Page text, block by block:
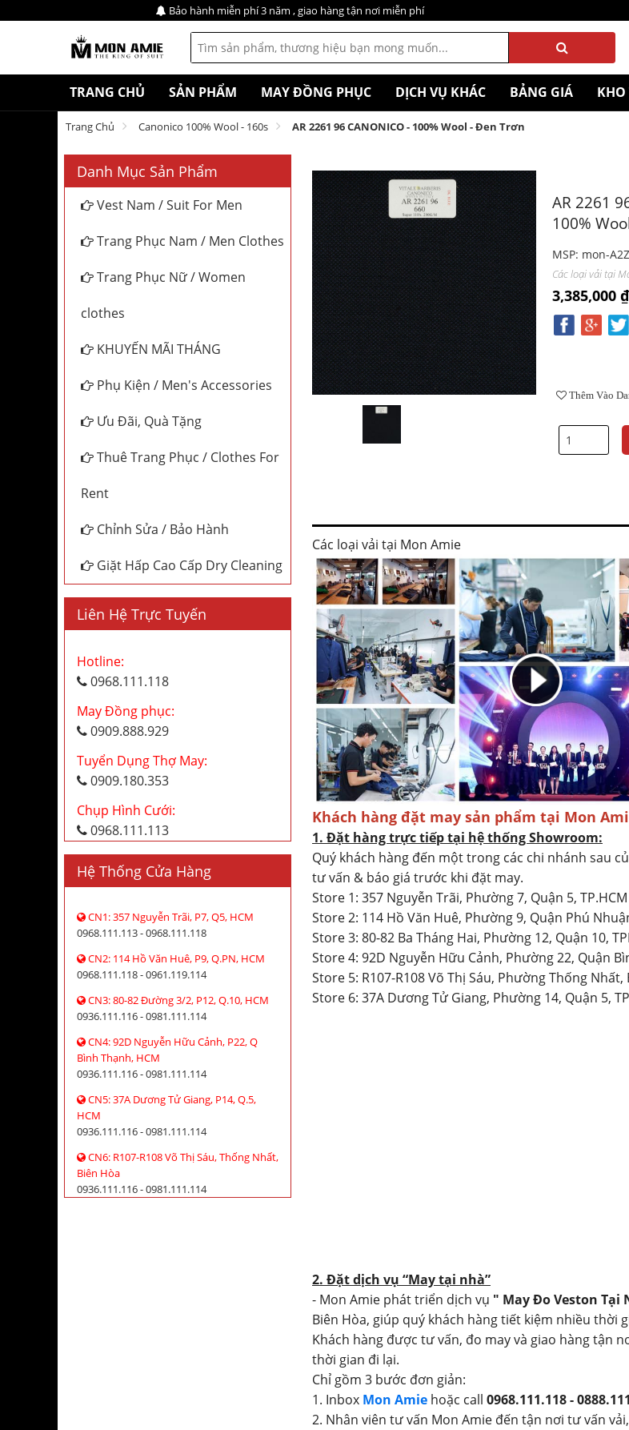
Bảo hành miễn phí 3 năm , giao hàng tận nơi miễn phí
TRANG CHỦ SẢN PHẨM MAY ĐỒNG PHỤC DỊCH VỤ KHÁC BẢNG GIÁ KHO
Trang Chủ Canonico 100% Wool - 160s AR 2261 96 CANONICO - 100% Wool - Đen Trơn
Danh Mục Sản Phẩm
Vest Nam / Suit For Men
Trang Phục Nam / Men Clothes
Trang Phục Nữ / Women
clothes
KHUYẾN MÃI THÁNG
Phụ Kiện / Men's Accessories
Ưu Đãi, Quà Tặng
Thuê Trang Phục / Clothes For
Rent
Chỉnh Sửa / Bảo Hành
Giặt Hấp Cao Cấp Dry Cleaning
Liên Hệ Trực Tuyến
Hotline:
0968.111.118
May Đồng phục:
0909.888.929
Tuyển Dụng Thợ May:
0909.180.353
Chụp Hình Cưới:
0968.111.113
Hệ Thống Cửa Hàng
CN1: 357 Nguyễn Trãi, P7, Q5, HCM
0968.111.113 - 0968.111.118
CN2: 114 Hồ Văn Huê, P9, Q.PN, HCM
0968.111.118 - 0961.119.114
CN3: 80-82 Đường 3/2, P12, Q.10, HCM
0936.111.116 - 0981.111.114
CN4: 92D Nguyễn Hữu Cảnh, P22, Q
Bình Thạnh, HCM
0936.111.116 - 0981.111.114
CN5: 37A Dương Tử Giang, P14, Q.5,
HCM
0936.111.116 - 0981.111.114
CN6: R107-R108 Võ Thị Sáu, Thống Nhất,
Biên Hòa
0936.111.116 - 0981.111.114
AR 2261
100%
MSP: mon-
Các loại vải tại
3,385,000 ₫
Thêm Vào
Các loại vải tại Mon Amie
Khách hàng đặt may sản phẩm tại Mon
1. Đặt hàng trực tiếp tại hệ thống Showroom:
Quý khách hàng đến một trong các chi nhánh sau
tư vấn & báo giá trước khi đặt may.
Store 1: 357 Nguyễn Trãi, Phường 7, Quận 5, TP.HCM
Store 2: 114 Hồ Văn Huê, Phường 9, Quận Phú
Store 3: 80-82 Ba Tháng Hai, Phường 12, Quận 10,
Store 4: 92D Nguyễn Hữu Cảnh, Phường 22, Quận
Store 5: R107-R108 Võ Thị Sáu, Phường Thống
Store 6: 37A Dương Tử Giang, Phường 14, Quận 5,
2. Đặt dịch vụ “May tại nhà”
- Mon Amie phát triển dịch vụ " May Đo Veston Tại
Biên Hòa, giúp quý khách hàng tiết kiệm nhiều thời
Khách hàng được tư vấn, đo may và giao hàng tận
thời gian đi lại.
Chỉ gồm 3 bước đơn giản:
1. Inbox Mon Amie hoặc call 0968.111.118 -
2. Nhân viên tư vấn Mon Amie đến tận nơi tư vấn